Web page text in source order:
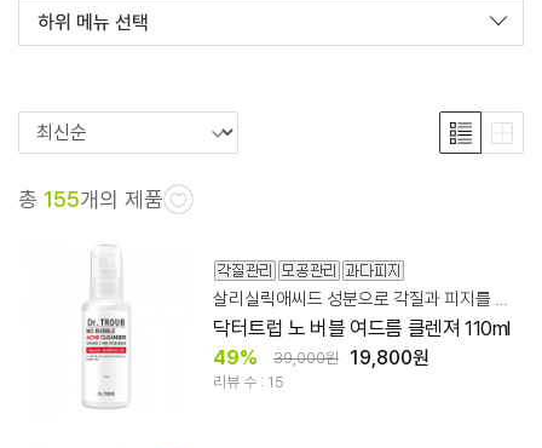
하위 메뉴 선택
총 155개의 제품
살리실릭애씨드 성분으로 각질과 피지를 꼼꼼히 정돈!
닥터트럽 노 버블 여드름 클렌져 110ml
49% 39,000원 19,800원
리뷰 수 : 15